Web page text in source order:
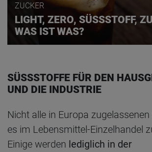
ZUCKER
LIGHT, ZERO, SÜSSSTOFF,
WAS IST WAS?
SÜSSSTOFFE FÜR DEN
ND DIE INDUSTRIE
Nicht alle in Europa
es im Lebensmittel-Einzelhandel
Einige werden lediglich in der